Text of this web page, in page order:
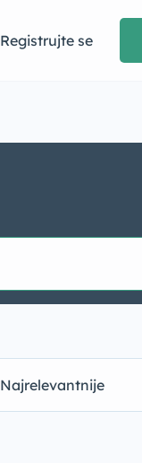
Registrujte se
Najrelevantnije